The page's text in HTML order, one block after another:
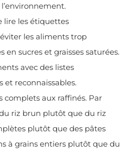
lire les étiquettes
les aliments trop
en sucres et graisses saturées.
avec des listes
et reconnaissables.
complets aux raffinés. Par
riz brun plutôt que du riz
plutôt que des pâtes
à grains entiers plutôt que du